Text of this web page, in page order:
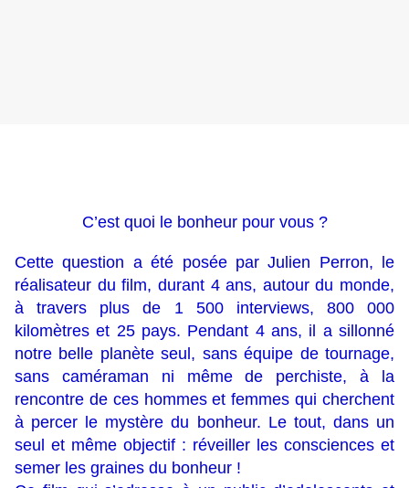
C’est quoi le bonheur pour vous ?
Cette question a été posée par Julien Perron, le
réalisateur du film, durant 4 ans, autour du monde,
à travers plus de 1 500 interviews, 800 000
kilomètres et 25 pays. Pendant 4 ans, il a sillonné
notre belle planète seul, sans équipe de tournage,
sans caméraman ni même de perchiste, à la
rencontre de ces hommes et femmes qui cherchent
à percer le mystère du bonheur. Le tout, dans un
seul et même objectif : réveiller les consciences et
semer les graines du bonheur !